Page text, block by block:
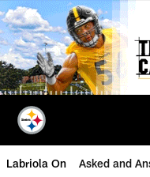
Skip
to
main
content
Labriola On Asked and